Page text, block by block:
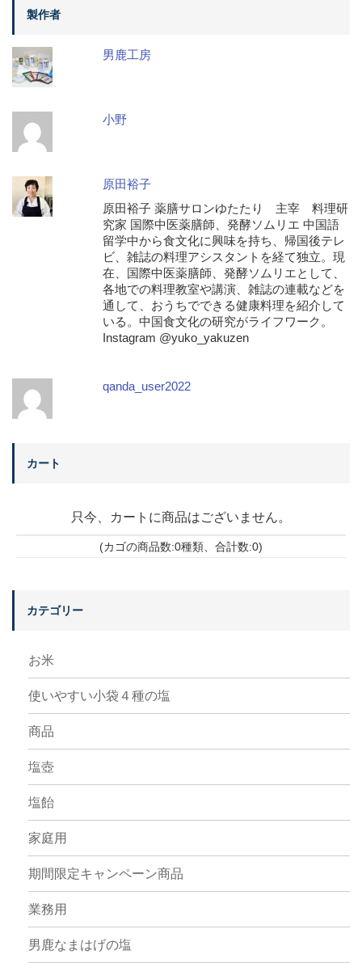
製作者
男鹿工房
小野
原田裕子
原田裕子 薬膳サロンゆたたり 主宰 料理研
究家 国際中医薬膳師、発酵ソムリエ 中国語
留学中から食文化に興味を持ち、帰国後テレ
ビ、雑誌の料理アシスタントを経て独立。現
在、国際中医薬膳師、発酵ソムリエとして、
各地での料理教室や講演、雑誌の連載などを
通して、おうちでできる健康料理を紹介して
いる。中国食文化の研究がライフワーク。
Instagram @yuko_yakuzen
qanda_user2022
カート
只今、カートに商品はございません。
(カゴの商品数:0種類、合計数:0)
カテゴリー
お米
使いやすい小袋４種の塩
商品
塩壺
塩飴
家庭用
期間限定キャンペーン商品
業務用
男鹿なまはげの塩